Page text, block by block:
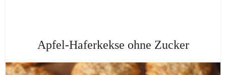
Apfel-Haferkekse ohne Zucker